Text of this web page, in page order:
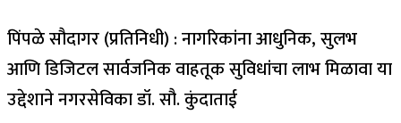
पिंपळे सौदागर (प्रतिनिधी) : नागरिकांना आधुनिक, सुलभ
आणि डिजिटल सार्वजनिक वाहतूक सुविधांचा लाभ मिळावा या
उद्देशाने नगरसेविका डॉ. सौ. कुंदाताई